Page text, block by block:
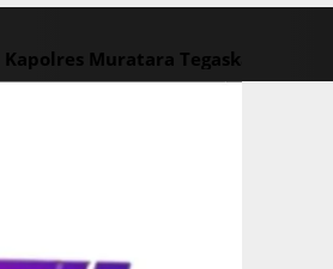
Kapolres Muratara Tegaskan